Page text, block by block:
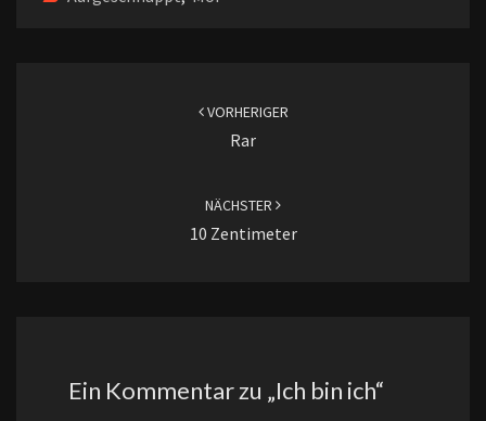
VORHERIGER
Rar
NÄCHSTER
10 Zentimeter
Ein Kommentar zu „Ich bin ich“